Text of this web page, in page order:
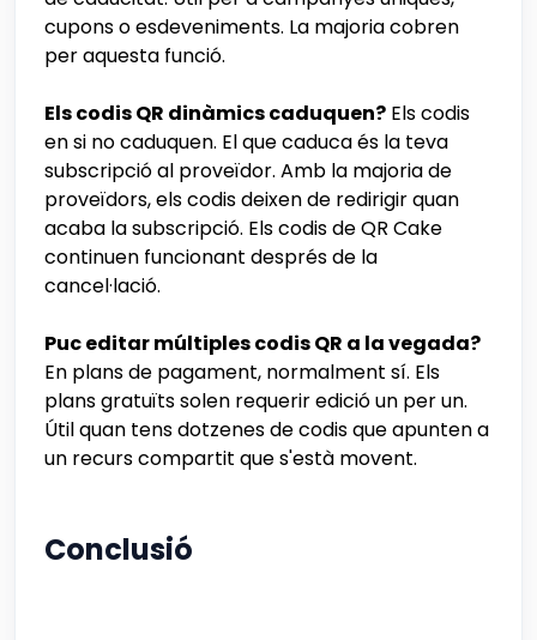
cupons o esdeveniments. La majoria cobren
per aquesta funció.
Els codis QR dinàmics caduquen? Els codis
en si no caduquen. El que caduca és la teva
subscripció al proveïdor. Amb la majoria de
proveïdors, els codis deixen de redirigir quan
acaba la subscripció. Els codis de QR Cake
continuen funcionant després de la
cancel·lació.
Puc editar múltiples codis QR a la vegada?
En plans de pagament, normalment sí. Els
plans gratuïts solen requerir edició un per un.
Útil quan tens dotzenes de codis que apunten a
un recurs compartit que s'està movent.
Conclusió